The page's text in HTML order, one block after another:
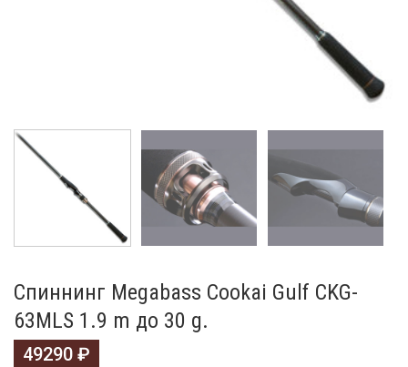
Спиннинг Megabass Cookai Gulf CKG-
63MLS 1.9 m до 30 g.
49290 ₽